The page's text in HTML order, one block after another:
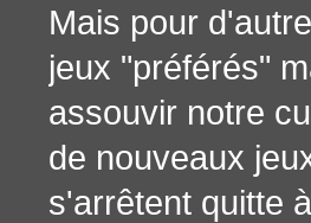
Mais pour
jeux "préférés"
assouvir notre
de nouveaux
s'arrêtent quitte